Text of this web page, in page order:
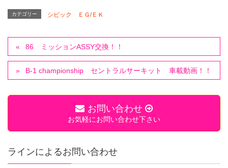
カテゴリー シビック ＥＧ/ＥＫ
86 ミッションASSY交換！！
B-1 championship セントラルサーキット 車載動画！！
お問い合わせ
お気軽にお問い合わせ下さい
ラインによるお問い合わせ